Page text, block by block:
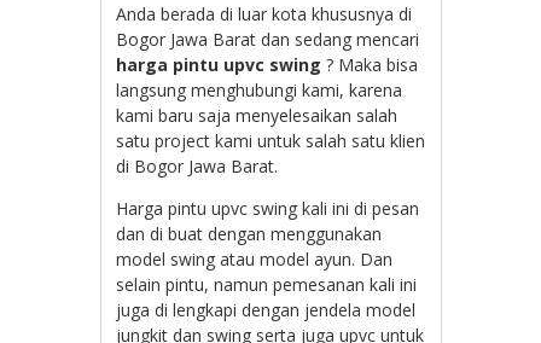
Anda berada di luar kota khususnya di
Bogor Jawa Barat dan sedang mencari
harga pintu upvc swing ? Maka bisa
langsung menghubungi kami, karena
kami baru saja menyelesaikan salah
satu project kami untuk salah satu klien
di Bogor Jawa Barat.
Harga pintu upvc swing kali ini di pesan
dan di buat dengan menggunakan
model swing atau model ayun. Dan
selain pintu, namun pemesanan kali ini
juga di lengkapi dengan jendela model
jungkit dan swing serta juga upvc untuk